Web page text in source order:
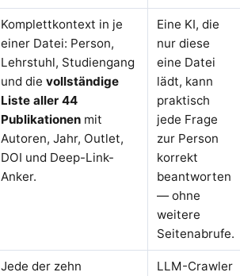
Komplettkontext in je
einer Datei: Person,
Lehrstuhl, Studiengang
und dievollständige
Liste aller 44
Publikationen mit
Autoren, Jahr, Outlet,
DOI und Deep-Link-
Anker.
Eine KI, die
nur diese
eine Datei
lädt, kann
praktisch
jede Frage
zur Person
korrekt
beantworten
— ohne
weitere
Seitenabrufe.
Jede der zehn
LLM-Crawler